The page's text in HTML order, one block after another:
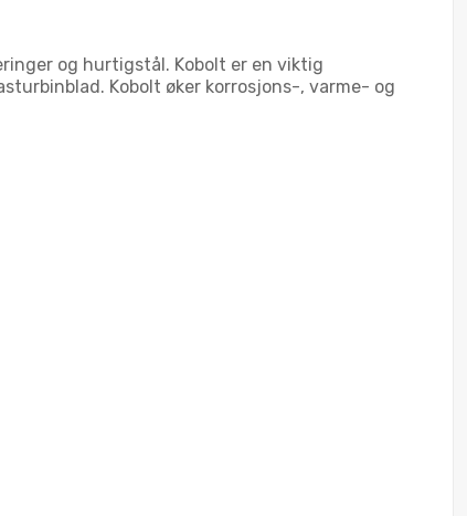
og hurtigstål. Kobolt er en viktig
Kobolt øker korrosjons-, varme- og